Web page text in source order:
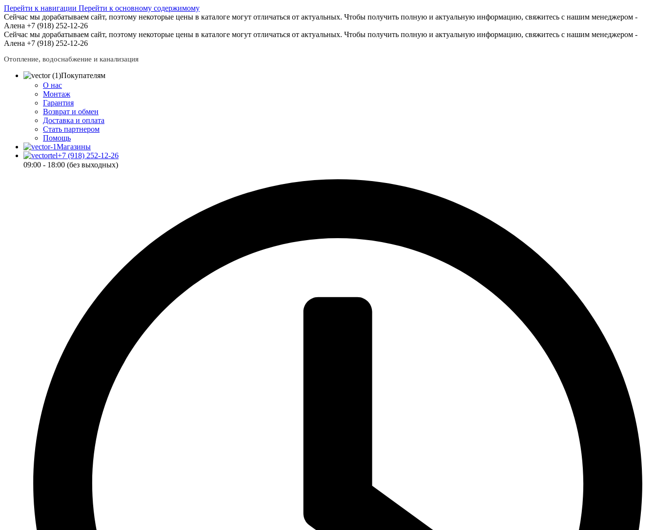
Перейти к навигации Перейти к основному содержимому
Сейчас мы дорабатываем сайт, поэтому некоторые цены в каталоге могут отличаться от актуальных. Чтобы получить полную и актуальную информацию, свяжитесь с нашим менеджером -
Алена +7 (918) 252-12-26
Сейчас мы дорабатываем сайт, поэтому некоторые цены в каталоге могут отличаться от актуальных. Чтобы получить полную и актуальную информацию, свяжитесь с нашим менеджером -
Алена +7 (918) 252-12-26
Отопление, водоснабжение и канализация
Покупателям
О нас
Монтаж
Гарантия
Возврат и обмен
Доставка и оплата
Стать партнером
Помощь
Магазины
+7 (918) 252-12-26
09:00 - 18:00 (без выходных)